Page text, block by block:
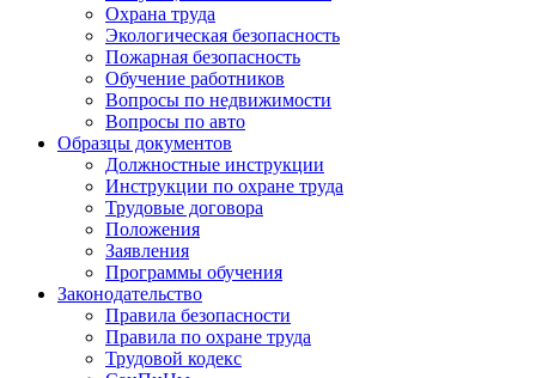
Охрана труда
Экологическая безопасность
Пожарная безопасность
Обучение работников
Вопросы по недвижимости
Вопросы по авто
Образцы документов
Должностные инструкции
Инструкции по охране труда
Трудовые договора
Положения
Заявления
Программы обучения
Законодательство
Правила безопасности
Правила по охране труда
Трудовой кодекс